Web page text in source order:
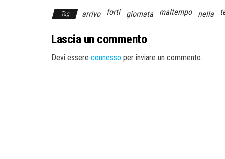
Tag arrivo forti giornata maltempo nella
Lascia un commento
Devi essere connesso per inviare un commento.